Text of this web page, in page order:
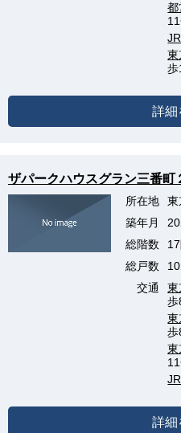
都
東
歩
詳細
ザパークハウスグラン三番町
所在地
東
築年月
総階数
総戸数
交通
東
歩
東
歩
東
詳細